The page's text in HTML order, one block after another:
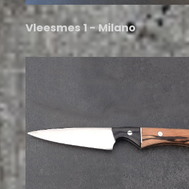
Vleesmes 1 - Milano